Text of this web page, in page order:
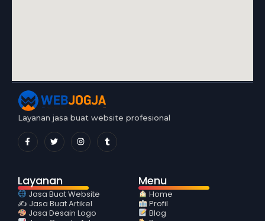
Layanan jasa buat website profesional
Layanan
Jasa Buat Website
✍️ Jasa Buat Artikel
Jasa Desain Logo
Menu
Home
Profil
Blog